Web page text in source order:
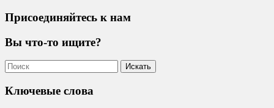
Присоединяйтесь к нам
Вы что-то ищите?
Ключевые слова